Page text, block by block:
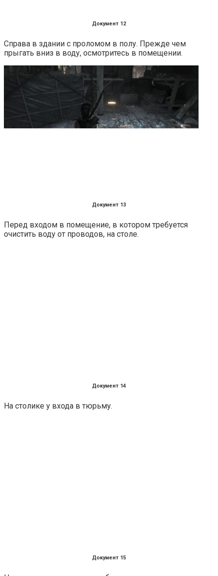
Документ 12
Справа в здании с проломом в полу. Прежде чем
прыгать вниз в воду, осмотритесь в помещении.
Документ 13
Перед входом в помещение, в котором требуется
очистить воду от проводов, на столе.
Документ 14
На столике у входа в тюрьму.
Документ 15